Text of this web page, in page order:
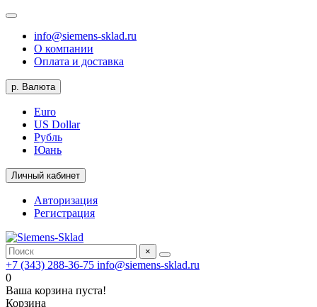
info@siemens-sklad.ru
О компании
Оплата и доставка
р. Валюта
Euro
US Dollar
Рубль
Юань
Личный кабинет
Авторизация
Регистрация
×
+7 (343) 288-36-75 info@siemens-sklad.ru
0
Ваша корзина пуста!
Корзина